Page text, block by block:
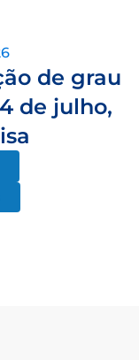
de grau
de julho,